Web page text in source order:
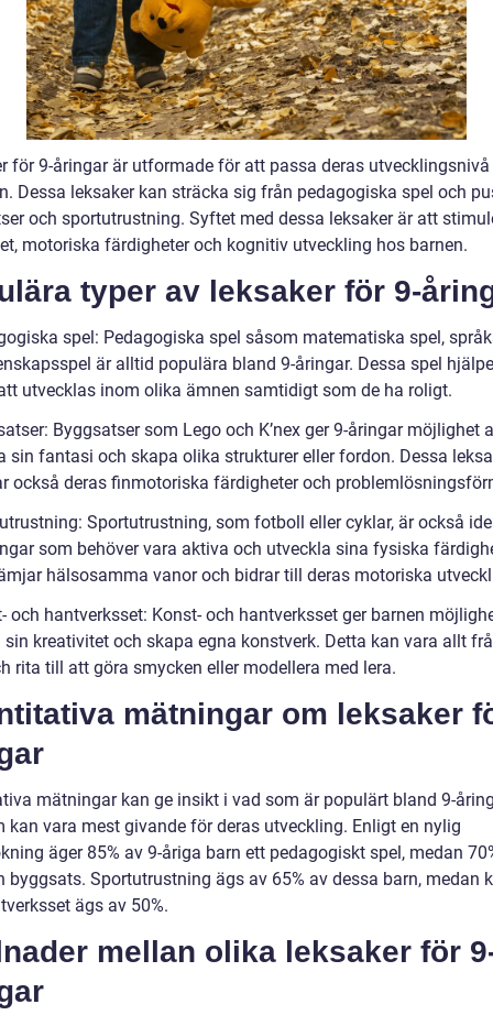
för 9-åringar är utformade för att passa deras
Dessa leksaker kan sträcka sig från pedagogiska spel och
och sportutrustning. Syftet med dessa leksaker är att
motoriska färdigheter och kognitiv utveckling hos barnen.
typer av leksaker för 9-
spel: Pedagogiska spel såsom matematiska spel,
är alltid populära bland 9-åringar. Dessa spel
utvecklas inom olika ämnen samtidigt som de ha roligt.
Byggsatser som Lego och K’nex ger 9-åringar möjlighet
sin fantasi och skapa olika strukturer eller fordon. Dessa
också deras finmotoriska färdigheter och
Sportutrustning, som fotboll eller cyklar, är också
som behöver vara aktiva och utveckla sina fysiska
hälsosamma vanor och bidrar till deras motoriska
och hantverksset: Konst- och hantverksset ger barnen
sin kreativitet och skapa egna konstverk. Detta kan vara allt
rita till att göra smycken eller modellera med lera.
mätningar om leksaker
mätningar kan ge insikt i vad som är populärt bland 9-
kan vara mest givande för deras utveckling. Enligt en nylig
äger 85% av 9-åriga barn ett pedagogiskt spel, medan
byggsats. Sportutrustning ägs av 65% av dessa barn, medan
ägs av 50%.
mellan olika leksaker för